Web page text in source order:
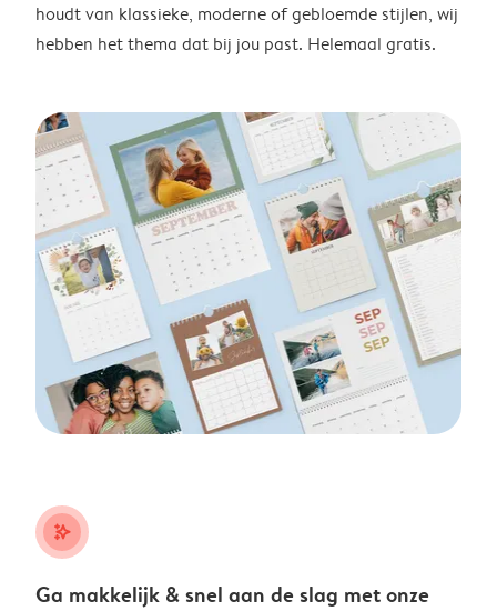
houdt van klassieke, moderne of gebloemde stijlen, wij
hebben het thema dat bij jou past. Helemaal gratis.
stars_plus
Ga makkelijk & snel aan de slag met onze